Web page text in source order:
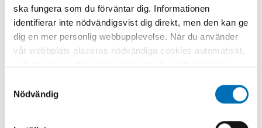
ska fungera som du förväntar dig. Informationen
identifierar inte nödvändigsvist dig direkt, men den kan ge
dig en mer personlig webbupplevelse. När du använder
vår webbplats placeras nödvändiga cookies automatiskt,
och dessa är alltid aktiva utan att kräva ditt samtycke.
använda webbplatsen och dess funktioner. Vi respekterar
din integritet, och du kan välja vilka ytterligare cookies
Nödvändig